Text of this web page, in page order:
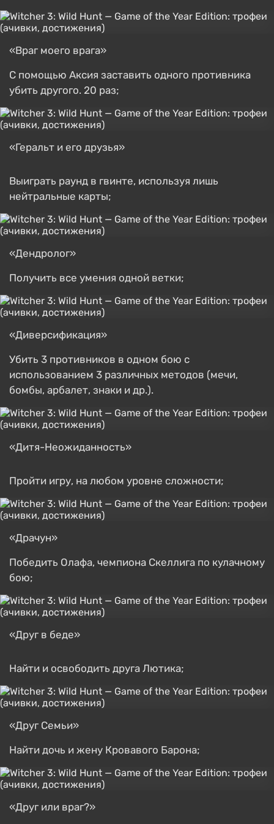
«Враг моего врага»
С помощью Аксия заставить одного противника
убить другого. 20 раз;
«Геральт и его друзья»
Выиграть раунд в гвинте, используя лишь
нейтральные карты;
«Дендролог»
Получить все умения одной ветки;
«Диверсификация»
Убить 3 противников в одном бою с
использованием 3 различных методов (мечи,
бомбы, арбалет, знаки и др.).
«Дитя-Неожиданность»
Пройти игру, на любом уровне сложности;
«Драчун»
Победить Олафа, чемпиона Скеллига по кулачному
бою;
«Друг в беде»
Найти и освободить друга Лютика;
«Друг Семьи»
Найти дочь и жену Кровавого Барона;
«Друг или враг?»